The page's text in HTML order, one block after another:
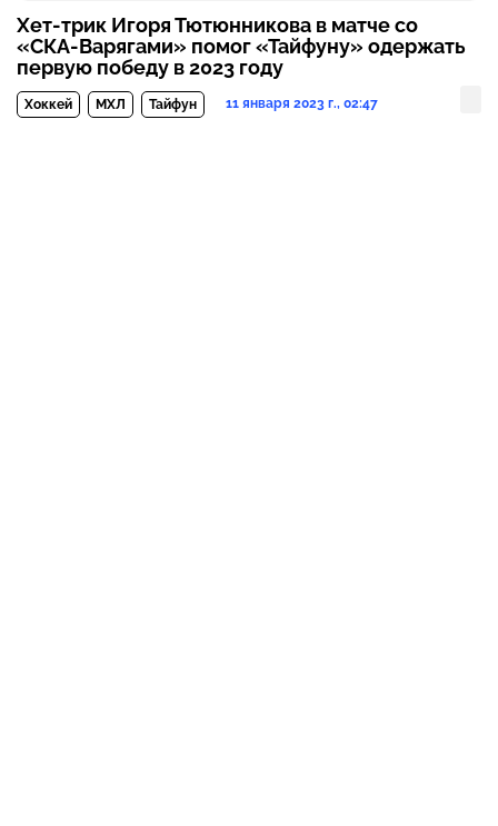
Хет-трик Игоря Тютюнникова в матче со
«СКА-Варягами» помог «Тайфуну» одержать
первую победу в 2023 году
Хоккей МХЛ Тайфун 11 января 2023 г., 02:47